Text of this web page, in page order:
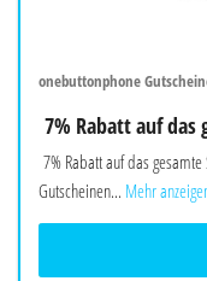
onebuttonphone
7% Rabatt auf das
7% Rabatt auf das
Gutscheinen... Mehr